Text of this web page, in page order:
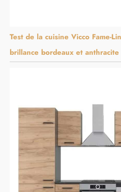
Test de la cuisine Vicco Fame-
brillance bordeaux et anthracite